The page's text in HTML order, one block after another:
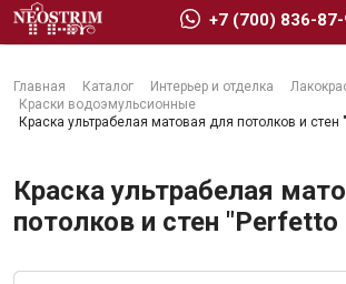
Главная Каталог Интерьер и отделка
Краски водоэмульсионные
Краска ультрабелая матовая для потолков и стен
Краска ультрабелая
потолков и стен "Perfetto
+7 (700) 836-
Стройматериалы
Сухие строительные смеси